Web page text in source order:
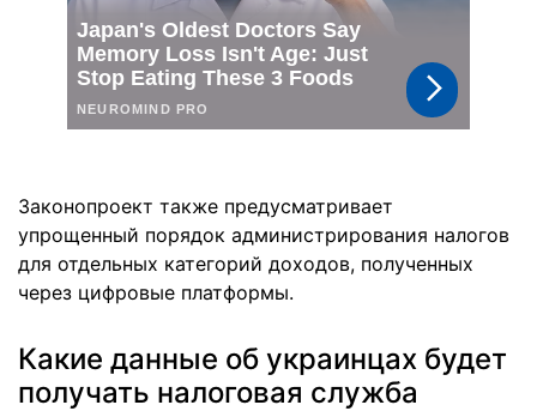
Законопроект также предусматривает
упрощенный порядок администрирования налогов
для отдельных категорий доходов, полученных
через цифровые платформы.
Какие данные об украинцах будет
получать налоговая служба